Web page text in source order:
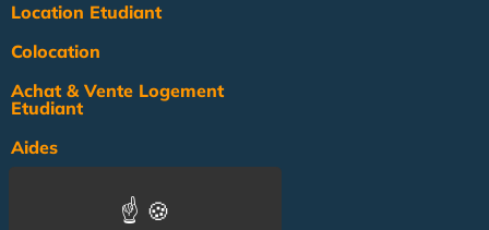
Location Etudiant
Colocation
Achat & Vente Logement
Etudiant
Aides